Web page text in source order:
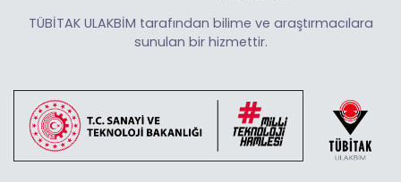
TÜBİTAK ULAKBİM tarafından bilime ve araştırmacılara
sunulan bir hizmettir.